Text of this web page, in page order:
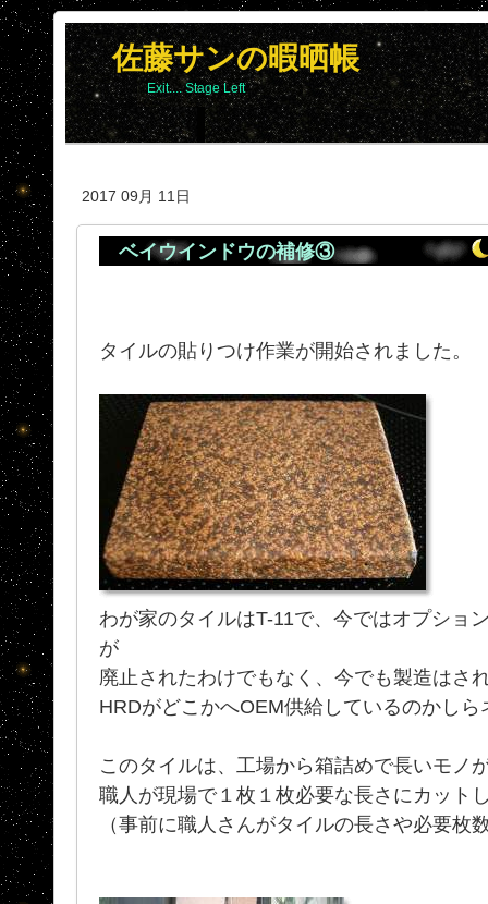
佐藤サンの暇晒帳
Exit.... Stage Left
2017 09月 11日
ベイウインドウの補修③
タイルの貼りつけ作業が開始されました
わが家のタイルはT-11で、今ではオプショ
が
廃止されたわけでもなく、今でも製造はさ
HRDがどこかへOEM供給しているのかしら
このタイルは、工場から箱詰めで長いモノ
職人が現場で１枚１枚必要な長さにカット
（事前に職人さんがタイルの長さや必要枚